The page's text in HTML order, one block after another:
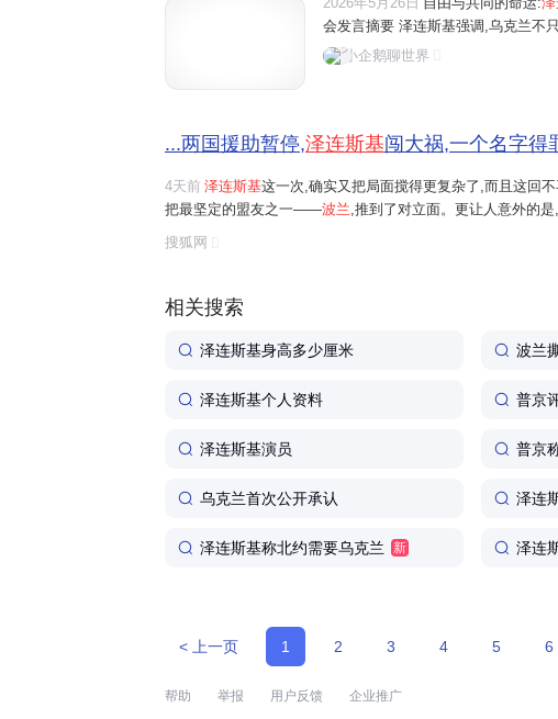
会发言摘要 泽连斯基强调,乌克兰不
小企鹅聊世界
...两国援助暂停,泽连斯基闯大祸,一个名字得
4天前 泽连斯基这一次,确实又把局面搅得更复杂了,而且这回
把最坚定的盟友之一——波兰,推到了对立面。更让人意外的
荣誉撤销、援助暂停,几乎是连锁反应般瞬间引爆。 事情的导
搜狐网
相关搜索
泽连斯基身高多少厘米 波兰
泽连斯基个人资料 普京
泽连斯基演员 普京
乌克兰首次公开承认 泽连
泽连斯基称北约需要乌克兰 新 泽连
< 上一页 1 2 3 4 5 6
帮助 举报 用户反馈 企业推广